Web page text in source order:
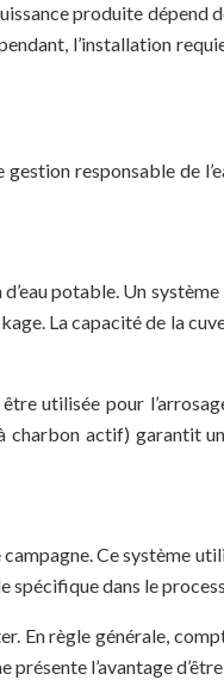
produite
l’installation
responsable de
potable. Un système
La capacité de la
utilisée pour
actif) garantit
Ce système
spécifique dans le
En règle générale,
l’avantage